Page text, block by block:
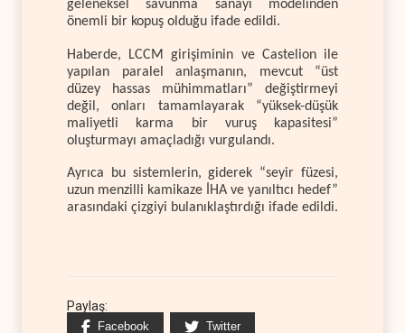
geleneksel savunma sanayi modelinden
önemli bir kopuş olduğu ifade edildi.
Haberde, LCCM girişiminin ve Castelion ile
yapılan paralel anlaşmanın, mevcut “üst
düzey hassas mühimmatları” değiştirmeyi
değil, onları tamamlayarak “yüksek-düşük
maliyetli karma bir vuruş kapasitesi”
oluşturmayı amaçladığı vurgulandı.
Ayrıca bu sistemlerin, giderek “seyir füzesi,
uzun menzilli kamikaze İHA ve yanıltıcı hedef”
arasındaki çizgiyi bulanıklaştırdığı ifade edildi.
Paylaş:
Facebook Twitter